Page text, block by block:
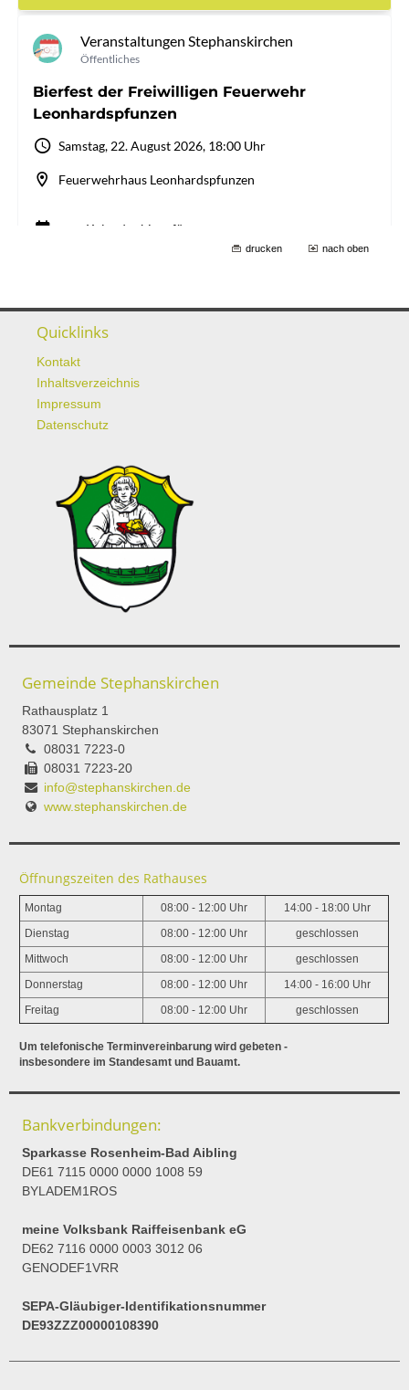
drucken nach oben
Quicklinks
Kontakt
Inhaltsverzeichnis
Impressum
Datenschutz
Gemeinde Stephanskirchen
Rathausplatz 1
83071 Stephanskirchen
08031 7223-0
08031 7223-20
info@stephanskirchen.de
www.stephanskirchen.de
Öffnungszeiten des Rathauses
Montag 08:00 - 12:00 Uhr 14:00 - 18:00 Uhr
Dienstag 08:00 - 12:00 Uhr geschlossen
Mittwoch 08:00 - 12:00 Uhr geschlossen
Donnerstag 08:00 - 12:00 Uhr 14:00 - 16:00 Uhr
Freitag 08:00 - 12:00 Uhr geschlossen
Um telefonische Terminvereinbarung wird gebeten -
insbesondere im Standesamt und Bauamt.
Bankverbindungen:
Sparkasse Rosenheim-Bad Aibling
DE61 7115 0000 0000 1008 59
BYLADEM1ROS
meine Volksbank Raiffeisenbank eG
DE62 7116 0000 0003 3012 06
GENODEF1VRR
SEPA-Gläubiger-Identifikationsnummer
DE93ZZZ00000108390